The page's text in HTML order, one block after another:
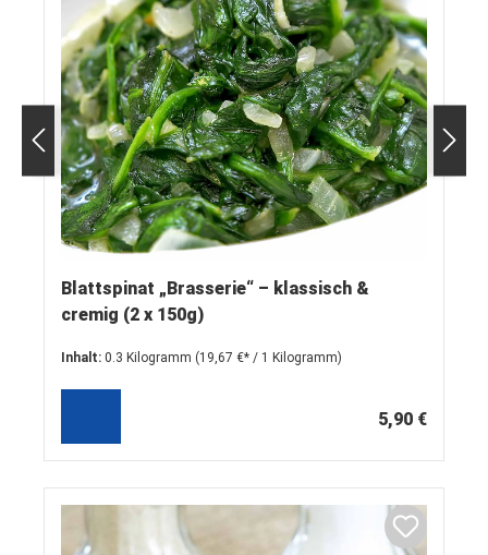
Blattspinat „Brasserie“ – klassisch &
cremig (2 x 150g)
Inhalt: 0.3 Kilogramm (19,67 €* / 1 Kilogramm)
5,90 €